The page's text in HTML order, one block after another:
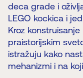
deca grade i
LEGO kockica i
Kroz
praistorijskim
istražuju kako
mehanizmi i na